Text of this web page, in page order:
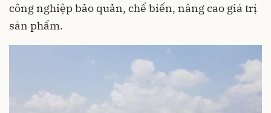
công nghiệp bảo quản, chế biến, nâng cao giá trị
sản phẩm.